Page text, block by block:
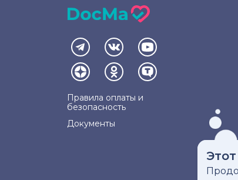
Правила оплаты и
безопасность
Документы